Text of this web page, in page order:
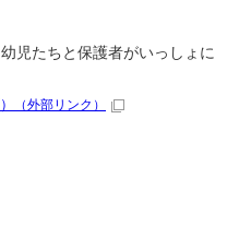
児たちと保護者がいっしょに
（外部リンク）